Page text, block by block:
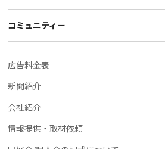
コミュニティー
広告料金表
新聞紹介
会社紹介
情報提供・取材依頼